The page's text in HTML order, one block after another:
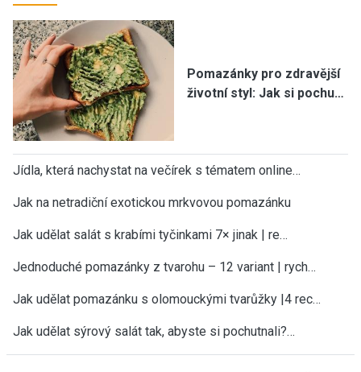
Pomazánky pro zdravější
životní styl: Jak si pochu…
Jídla, která nachystat na večírek s tématem online…
Jak na netradiční exotickou mrkvovou pomazánku
Jak udělat salát s krabími tyčinkami 7× jinak | re…
Jednoduché pomazánky z tvarohu – 12 variant | rych…
Jak udělat pomazánku s olomouckými tvarůžky |4 rec…
Jak udělat sýrový salát tak, abyste si pochutnali?…